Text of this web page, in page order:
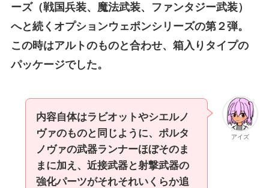
ーズ（戦国兵装、魔法武装、ファンタジー武装）
へと続くオプションウェポンシリーズの第２弾。
この時はアルトのものと合わせ、箱入りタイプの
パッケージでした。
アイズ
内容自体はラビオットやシエルノ
ヴァのものと同じように、ポルタ
ノヴァの武器ランナーほぼそのま
まに加え、近接武器と射撃武器の
強化パーツがそれそれいくらか追